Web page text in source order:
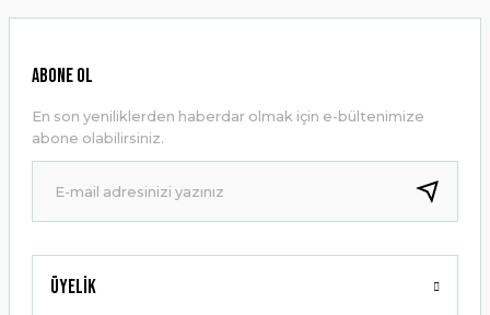
Ürün resmi kalitesiz, bozuk veya görüntülenemiyor.
Ürün bilgilerinde hatalar bulunuyor.
Ürün fiyatı diğer sitelerden daha pahalı.
Bu ürüne benzer farklı alternatifler olmalı.
Üyelik
ABONE OL
En son yeniliklerden haberdar olmak için e-bültenimize
abone olabilirsiniz.